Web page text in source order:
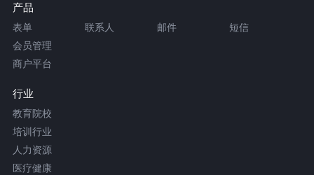
产品
表单 联系人 邮件
短信
会员管理
商户平台
行业
教育院校
培训行业
人力资源
医疗健康